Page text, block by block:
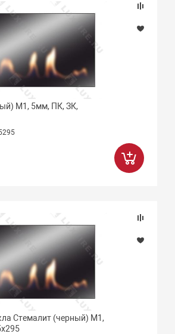
М1, 5мм, ПК, ЗК,
Стемалит (черный) М1,